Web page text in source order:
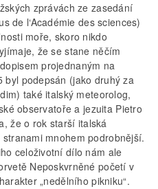
zprávách ze zasedání
de l‘Académie des sciences)
moře, skoro nikdo
že se stane něčím
projednaným na
byl podepsán (jako druhý za
také italský meteorolog,
observatoře a jezuita Pietro
že o rok starší italská
mnohem podrobnější.
celoživotní dílo nám ale
Neposkvrněné početí v
„nedělního pikniku“.